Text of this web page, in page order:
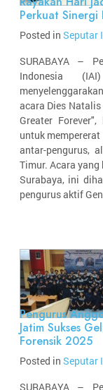
Perkuat
Posted in Seputar
SURABAYA –
Indonesia
acara Dies
Greater
untuk
antar-pengurus,
Timur. Acara
Surabaya, ini
pengurus aktif
Pengurus
Jatim Sukses
Forensik 2025
Posted in Seputar
SURABAYA –